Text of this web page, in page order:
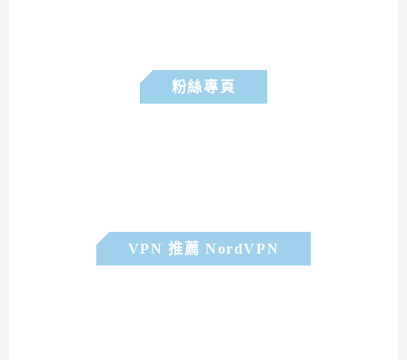
粉絲專頁
VPN 推薦 NordVPN